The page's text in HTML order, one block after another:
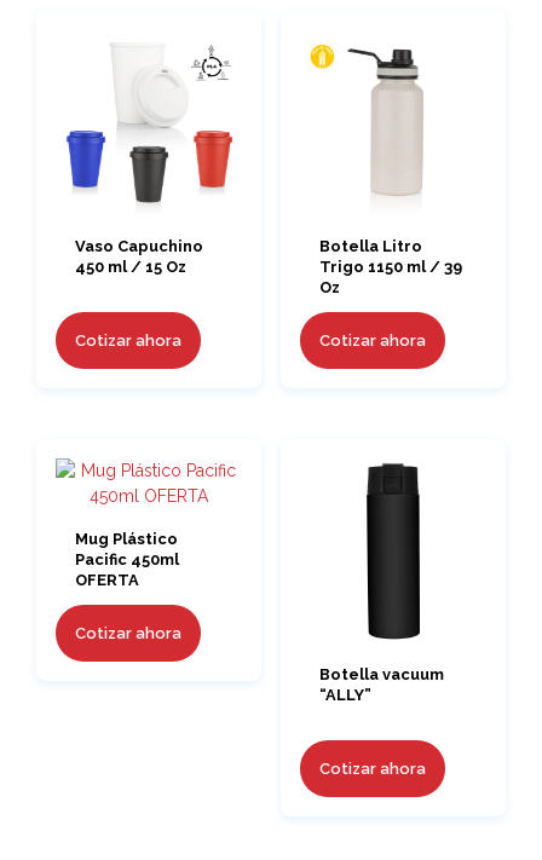
Vaso Capuchino
450 ml / 15 Oz
Cotizar ahora
Botella Litro
Trigo 1150 ml / 39
Oz
Cotizar ahora
Mug Plástico
Pacific 450ml
OFERTA
Cotizar ahora
Botella vacuum
“ALLY”
Cotizar ahora